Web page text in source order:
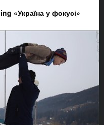
«Україна у фокусі»